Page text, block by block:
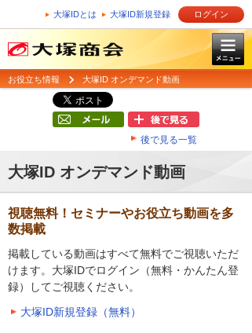
大塚IDとは 大塚ID新規登録 ログイン
お役立ち情報 大塚ID オンデマンド動画
後で見る一覧
大塚ID オンデマンド動画
視聴無料！セミナーやお役立ち動画を多
数掲載
掲載している動画はすべて無料でご視聴いただ
けます。大塚IDでログイン（無料・かんたん登
録）してご視聴ください。
大塚ID新規登録（無料）